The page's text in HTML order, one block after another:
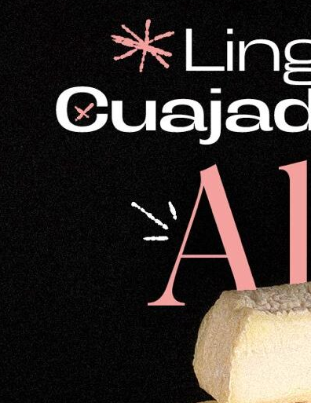
Ordena por Precio Mostrar
Mantequilla
16,87 €
Mantequilla
acostumbrados.
Cádiz. Un placer
Elaborada/o con